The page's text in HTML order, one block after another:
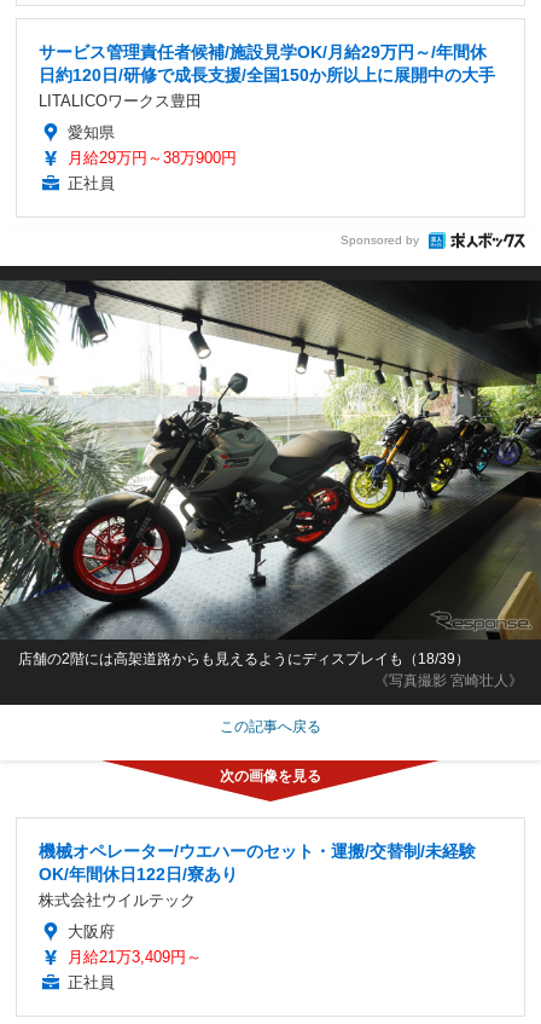
サービス管理責任者候補/施設見学OK/月給29万円～/年間休
日約120日/研修で成長支援/全国150か所以上に展開中の大手
LITALICOワークス豊田
愛知県
月給29万円～38万900円
正社員
Sponsored by
《写真撮影 宮崎壮人》
店舗の2階には高架道路からも見えるようにディスプレイも（18/39）
この記事へ戻る
機械オペレーター/ウエハーのセット・運搬/交替制/未経験
OK/年間休日122日/寮あり
株式会社ウイルテック
大阪府
月給21万3,409円～
正社員